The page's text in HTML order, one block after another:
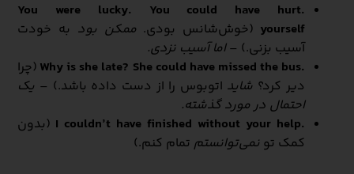
.You were lucky. You could have hurt
yourself (خوش‌شانس بودی. ممکن بود به خودت
آسیب بزنی.) –اما آسیب نزدی.
.Why is she late? She could have missed the bus
(چرا
دیر کرد؟ شاید اتوبوس را از دست داده باشد.) – یک
احتمال در مورد گذشته.
.I couldn’t have finished without your help
(بدون
کمک تو نمی‌توانستم تمام کنم.)